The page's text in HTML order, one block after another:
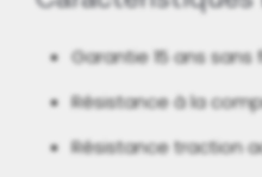
Garantie 15 ans
Résistance à la
Résistance traction